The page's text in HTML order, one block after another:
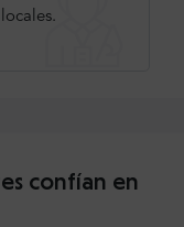
confían en